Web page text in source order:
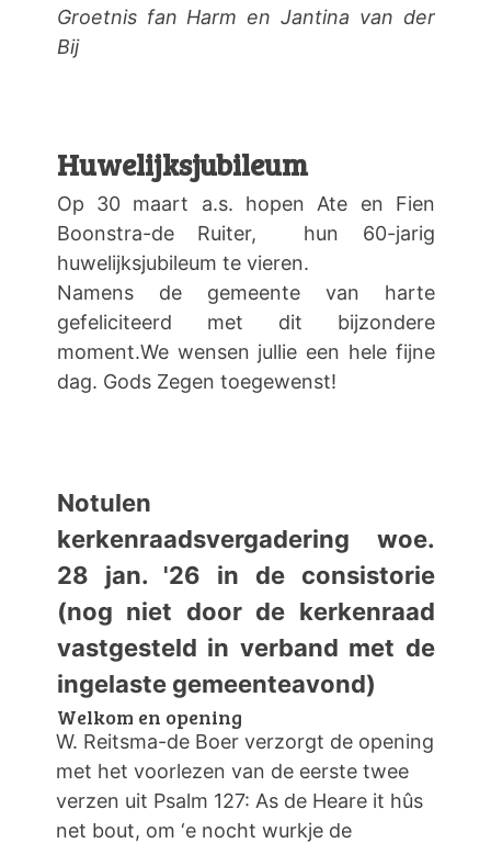
Groetnis fan Harm en Jantina van der
Bij
Huwelijksjubileum
Op 30 maart a.s. hopen Ate en Fien
Boonstra-de Ruiter, hun 60-jarig
huwelijksjubileum te vieren.
Namens de gemeente van harte
gefeliciteerd met dit bijzondere
moment.We wensen jullie een hele fijne
dag. Gods Zegen toegewenst!
Notulen
kerkenraadsvergadering woe.
28 jan. '26 in de consistorie
(nog niet door de kerkenraad
vastgesteld in verband met de
ingelaste gemeenteavond)
Welkom en opening
W. Reitsma-de Boer verzorgt de opening
met het voorlezen van de eerste twee
verzen uit Psalm 127: As de Heare it hûs
net bout, om ‘e nocht wurkje de